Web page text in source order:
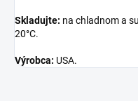
Skladujte: na chladnom a
20°C.
Výrobca: USA.